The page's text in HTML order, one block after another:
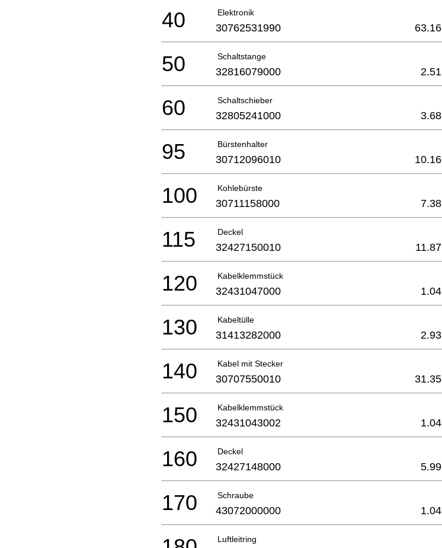
Elektronik
40 30762531990 63.16
Schaltstange
50 32816079000 2.51
Schaltschieber
60 32805241000 3.68
Bürstenhalter
95 30712096010 10.16
Kohlebürste
100 30711158000 7.38
Deckel
115 32427150010 11.87
Kabelklemmstück
120 32431047000 1.04
Kabeltülle
130 31413282000 2.93
Kabel mit Stecker
140 30707550010 31.35
Kabelklemmstück
150 32431043002 1.04
Deckel
160 32427148000 5.99
Schraube
170 43072000000 1.04
Luftleitring